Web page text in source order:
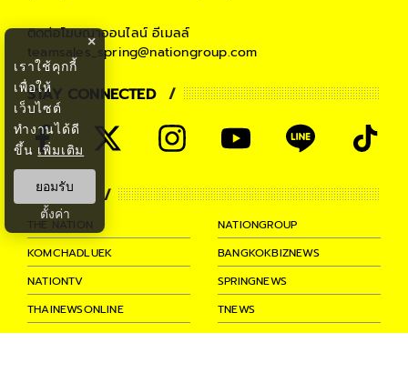
ติดต่อโฆษณาออนไลน์ อีเมลล์
teamsales_spring@nationgroup.com
STAY CONNECTED
PARTNER
THE NATION
NATIONGROUP
KOMCHADLUEK
BANGKOKBIZNEWS
NATIONTV
SPRINGNEWS
THAINEWSONLINE
TNEWS
THANSETTAKIJ
×
เราใช้คุกกี้
เพื่อให้
เว็บไซต์
ทำงานได้ดี
ขึ้น เพิ่มเติม
ยอมรับ
ตั้งค่า